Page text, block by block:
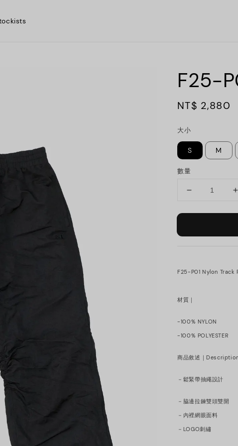
F25-
Regular
NT$ 2,880
大小
S M
數量
F25-P01 Nylon Track
材質｜
-100% NYLON
-100% POLYESTER
商品敘述｜
－鬆緊帶抽繩設計
－脇邊拉鍊雙頭雙開
－內裡網眼面料
－LOGO刺繡